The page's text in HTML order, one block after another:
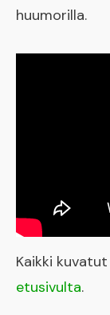
huumorilla.
Kaikki
etusivulta.